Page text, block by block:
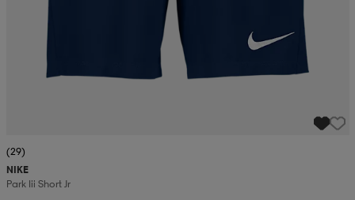
(29)
NIKE
Park Iii Short Jr